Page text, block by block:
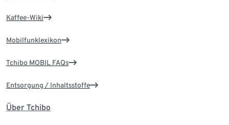
Kaffee-Wiki
Mobilfunklexikon
Tchibo MOBIL FAQs
Entsorgung / Inhaltsstoffe
Über Tchibo